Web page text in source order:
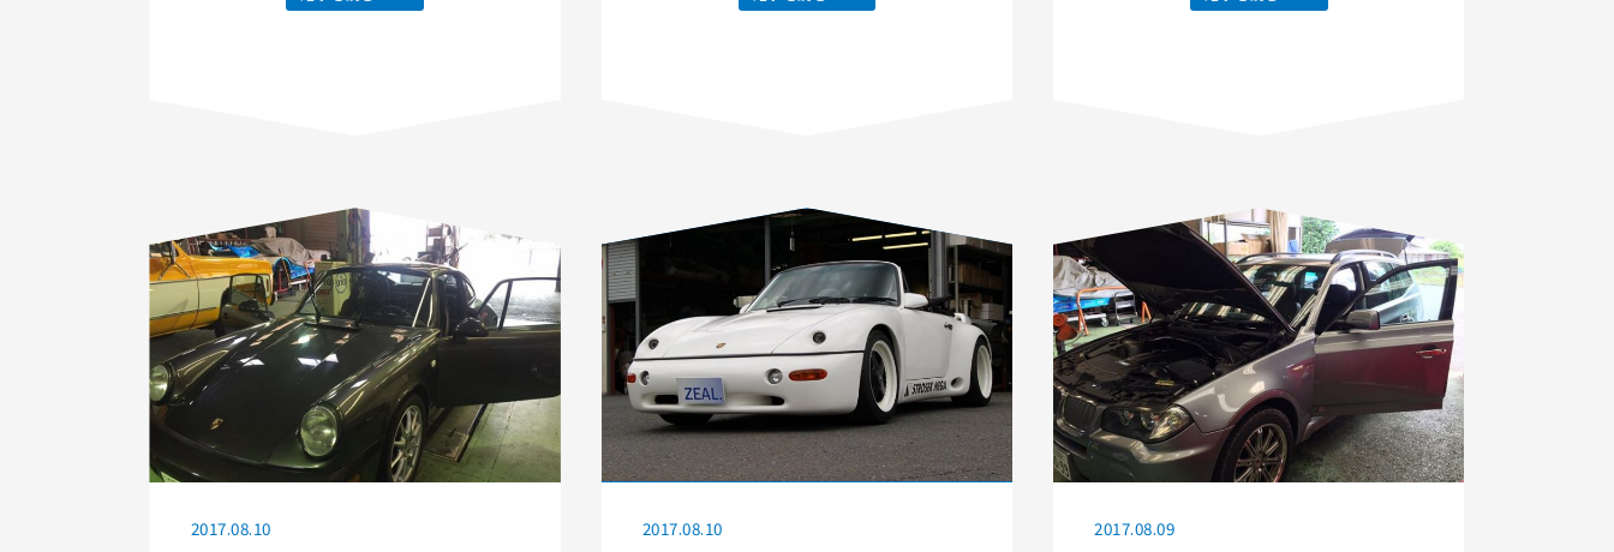
の大変かな(u_u) マァ！がんばって綺麗に仕
して ターボ化 今日はヘッド組み付けしよう
修復歴無し” フルオリジナル車両！ 車検30
2017.08.10 2017.08.10 2017.08.09